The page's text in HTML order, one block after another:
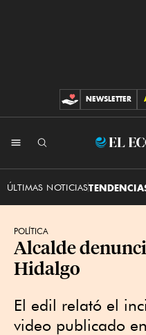
CONTRIBUCIONES
NEWSLETTER
ÚLTIMAS NOTICIAS
POLÍTICA
Alcalde
Hidalgo
El edil relató el
video publicado